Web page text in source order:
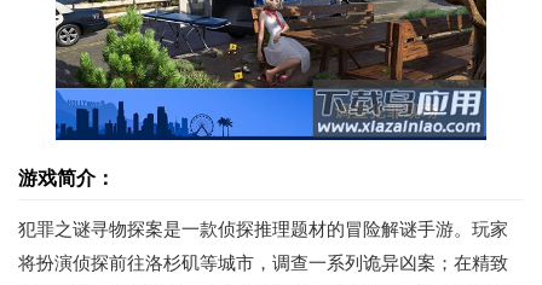
游戏简介：
犯罪之谜寻物探案是一款侦探推理题材的冒险解谜手游。玩家
将扮演侦探前往洛杉矶等城市，调查一系列诡异凶案；在精致